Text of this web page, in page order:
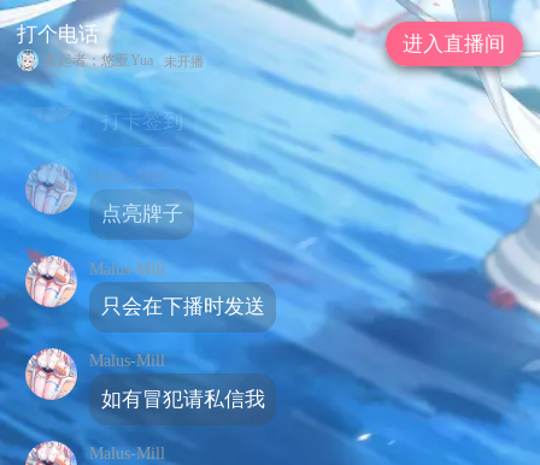
公告: mixup音声发售中！请看置顶
Malus-Mill
打卡签到
Malus-Mill
点亮牌子
Malus-Mill
只会在下播时发送
Malus-Mill
如有冒犯请私信我
Malus-Mill
打个电话
发起者；悠亚Yua 未开播
进入直播间